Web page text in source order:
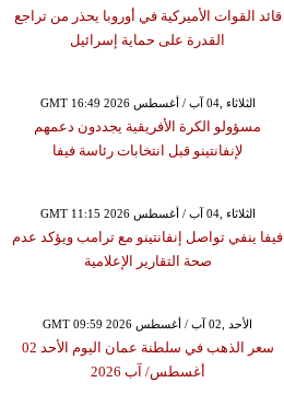
قائد القوات الأميركية في أوروبا يحذر من تراجع
القدرة على حماية إسرائيل
GMT 16:49 2026 الثلاثاء ,04 آب / أغسطس
مسؤولو الكرة الأفريقية يجددون دعمهم
لإنفانتينو قبل انتخابات رئاسة فيفا
GMT 11:15 2026 الثلاثاء ,04 آب / أغسطس
فيفا ينفي تواصل إنفانتينو مع ترامب ويؤكد عدم
صحة التقارير الإعلامية
GMT 09:59 2026 الأحد ,02 آب / أغسطس
سعر الذهب في سلطنة عمان اليوم الأحد 02
أغسطس/ آب 2026